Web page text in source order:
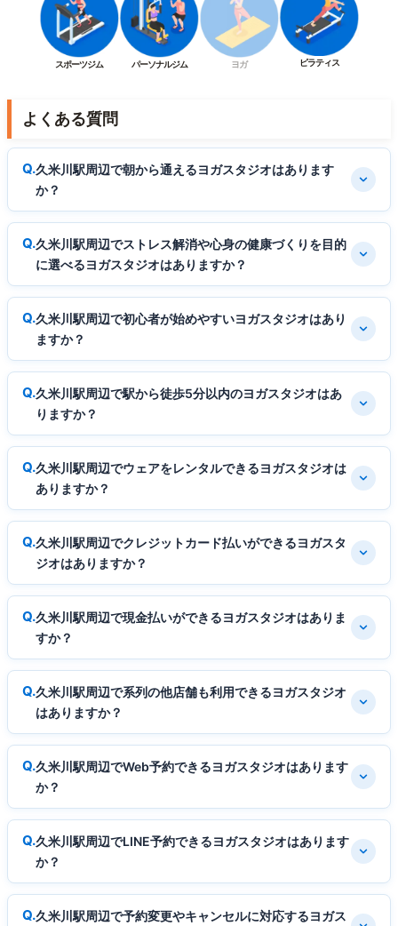
スポーツジム パーソナルジム ヨガ ピラティス
よくある質問
久米川駅周辺で朝から通えるヨガスタジオはあります
か？
久米川駅周辺でストレス解消や心身の健康づくりを目的
に選べるヨガスタジオはありますか？
久米川駅周辺で初心者が始めやすいヨガスタジオはあり
ますか？
久米川駅周辺で駅から徒歩5分以内のヨガスタジオはあ
りますか？
久米川駅周辺でウェアをレンタルできるヨガスタジオは
ありますか？
久米川駅周辺でクレジットカード払いができるヨガスタ
ジオはありますか？
久米川駅周辺で現金払いができるヨガスタジオはありま
すか？
久米川駅周辺で系列の他店舗も利用できるヨガスタジオ
はありますか？
久米川駅周辺でWeb予約できるヨガスタジオはあります
か？
久米川駅周辺でLINE予約できるヨガスタジオはあります
か？
久米川駅周辺で予約変更やキャンセルに対応するヨガス